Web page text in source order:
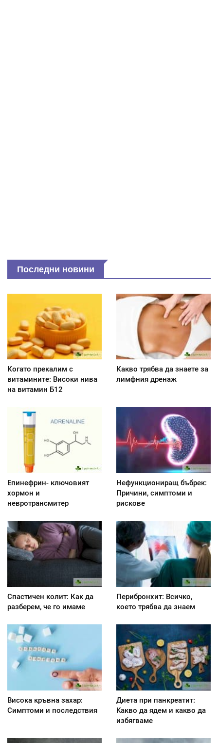
Последни новини
Когато прекалим с
витамините: Високи нива
на витамин Б12
Какво трябва да знаете за
лимфния дренаж
Епинефрин- ключовият
хормон и
невротрансмитер
Нефункциониращ бъбрек:
Причини, симптоми и
рискове
Спастичен колит: Как да
разберем, че го имаме
Перибронхит: Всичко,
което трябва да знаем
Висока кръвна захар:
Симптоми и последствия
Диета при панкреатит:
Kакво да ядем и какво да
избягваме